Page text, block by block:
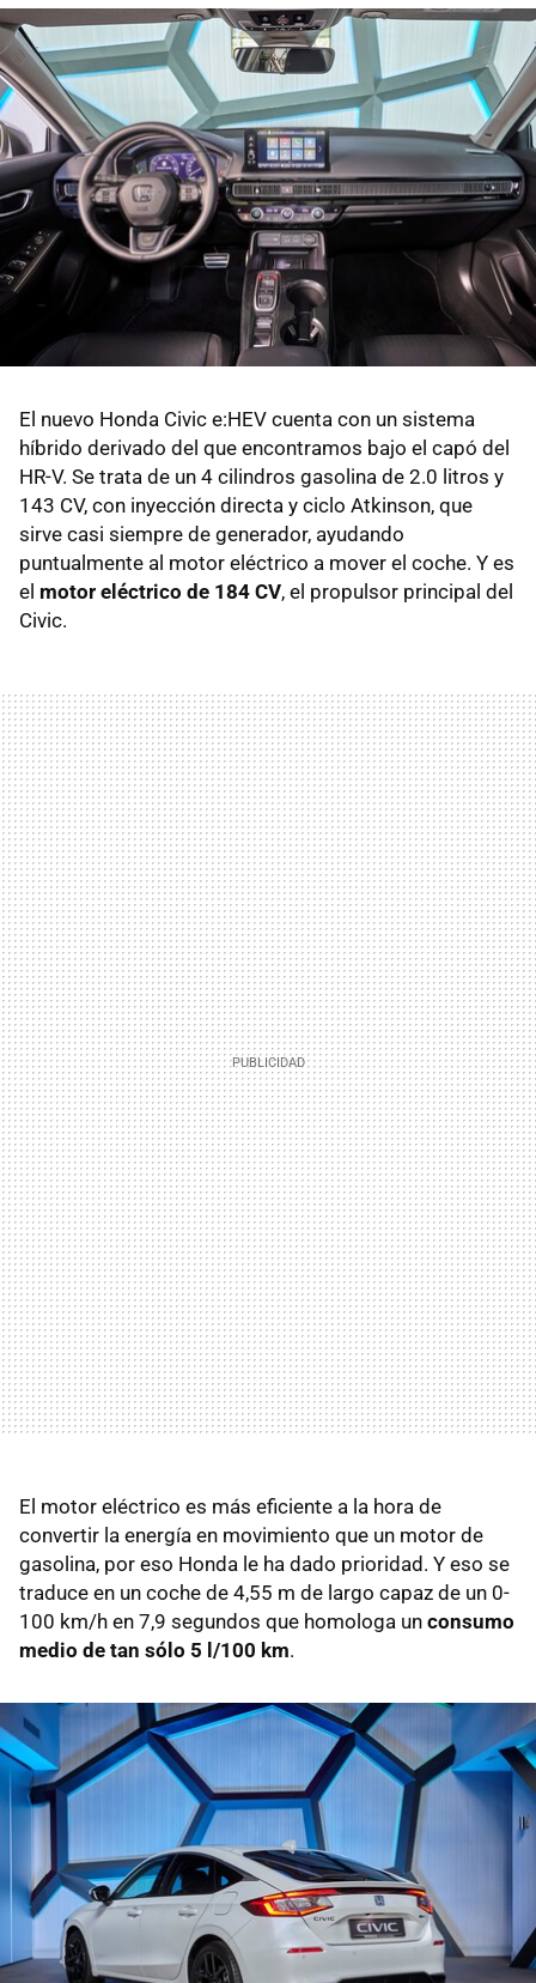
El nuevo Honda Civic e:HEV cuenta con un sistema
híbrido derivado del que encontramos bajo el capó del
HR-V. Se trata de un 4 cilindros gasolina de 2.0 litros y
143 CV, con inyección directa y ciclo Atkinson, que
sirve casi siempre de generador, ayudando
puntualmente al motor eléctrico a mover el coche. Y es
el motor eléctrico de 184 CV, el propulsor principal del
Civic.
El motor eléctrico es más eficiente a la hora de
convertir la energía en movimiento que un motor de
gasolina, por eso Honda le ha dado prioridad. Y eso se
traduce en un coche de 4,55 m de largo capaz de un 0-
100 km/h en 7,9 segundos que homologa un consumo
medio de tan sólo 5 l/100 km.